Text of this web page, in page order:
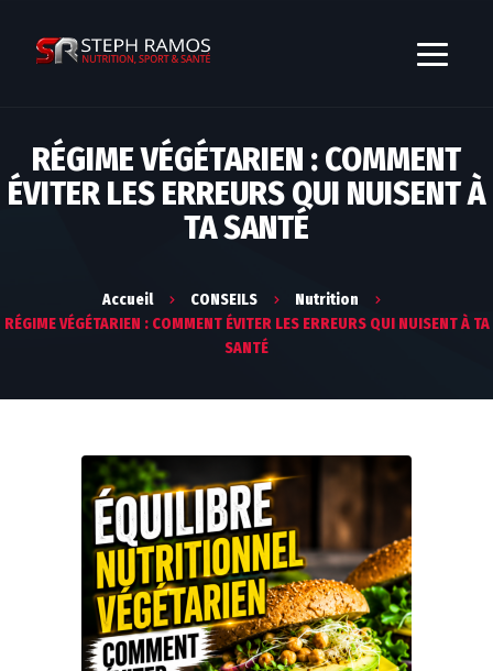
RÉGIME VÉGÉTARIEN : COMMENT
ÉVITER LES ERREURS QUI NUISENT À
TA SANTÉ
Accueil CONSEILS
Nutrition
RÉGIME VÉGÉTARIEN : COMMENT ÉVITER LES ERREURS QUI NUISENT À TA
SANTÉ